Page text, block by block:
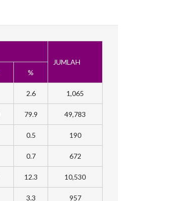
JUMLAH
%
2.6 1,065
79.9 49,783
0.5 190
0.7 672
12.3 10,530
3.3 957